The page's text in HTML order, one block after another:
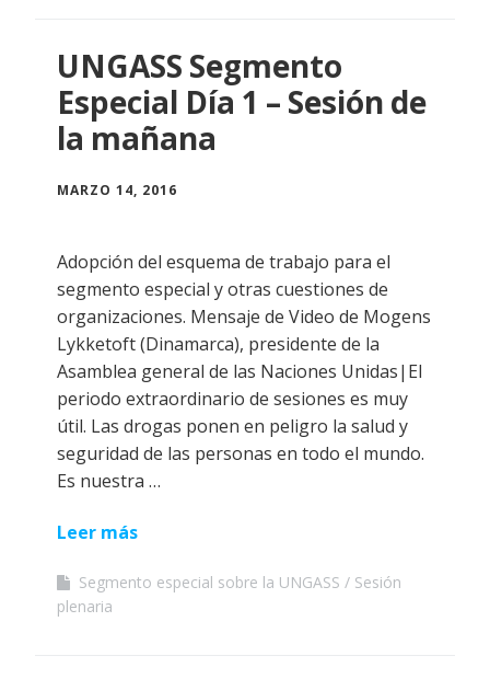
UNGASS Segmento
Especial Día 1 – Sesión de
la mañana
MARZO 14, 2016
Adopción del esquema de trabajo para el
segmento especial y otras cuestiones de
organizaciones. Mensaje de Video de Mogens
Lykketoft (Dinamarca), presidente de la
Asamblea general de las Naciones Unidas|El
periodo extraordinario de sesiones es muy
útil. Las drogas ponen en peligro la salud y
seguridad de las personas en todo el mundo.
Es nuestra …
Leer más
Segmento especial sobre la UNGASS
Sesión
plenaria